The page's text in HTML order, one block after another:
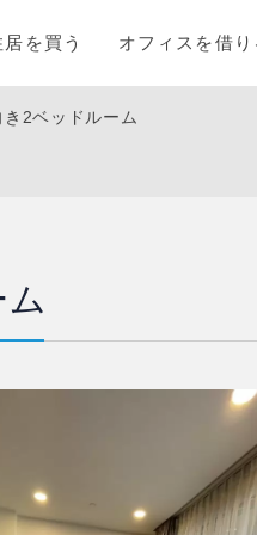
居を買う オフィスを借り
き2ベッドルーム